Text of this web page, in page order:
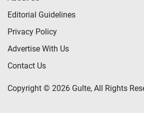
Editorial Guidelines
Privacy Policy
Advertise With Us
Contact Us
Copyright © 2026 Gulte, All Rights